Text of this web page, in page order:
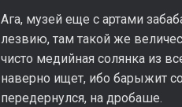
Ага, музей еще с артами
лезвию, там такой же
чисто медийная солянка из
наверно ищет, ибо барыжит
передернулся, на дробаше.